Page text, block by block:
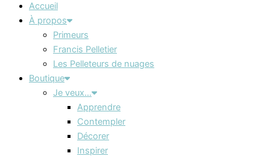
Accueil
À propos
Primeurs
Francis Pelletier
Les Pelleteurs de nuages
Boutique
Je veux…
Apprendre
Contempler
Décorer
Inspirer